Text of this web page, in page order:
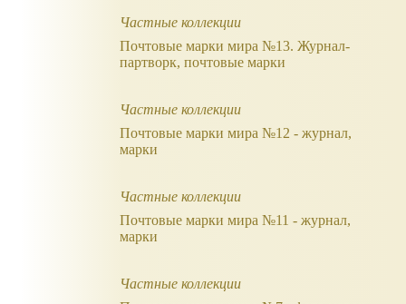
Частные коллекции
Почтовые марки мира №13. Журнал-
партворк, почтовые марки
Частные коллекции
Почтовые марки мира №12 - журнал,
марки
Частные коллекции
Почтовые марки мира №11 - журнал,
марки
Частные коллекции